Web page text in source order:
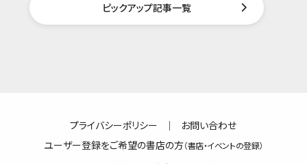
ピックアップ記事一覧
プライバシーポリシー ｜
お問い合わせ
ユーザー登録をご希望の書店の方（書店・イベントの登録）